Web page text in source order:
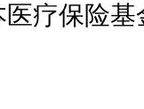
疗保险基